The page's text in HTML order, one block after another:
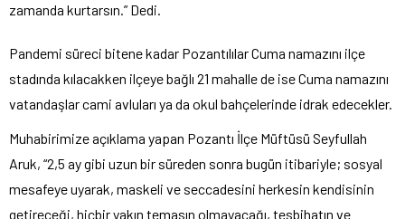
zamanda kurtarsın.” Dedi.
Pandemi süreci bitene kadar Pozantılılar Cuma namazını ilçe
stadında kılacakken ilçeye bağlı 21 mahalle de ise Cuma namazını
vatandaşlar cami avluları ya da okul bahçelerinde idrak edecekler.
Muhabirimize açıklama yapan Pozantı İlçe Müftüsü Seyfullah
Aruk, “2,5 ay gibi uzun bir süreden sonra bugün itibariyle; sosyal
mesafeye uyarak, maskeli ve seccadesini herkesin kendisinin
getireceği, hiçbir yakın temasın olmayacağı, tesbihatın ve